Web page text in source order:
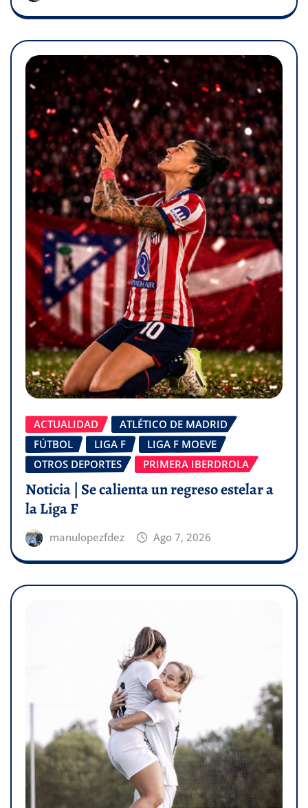
ACTUALIDAD
ATLÉTICO DE MADRID
FÚTBOL
LIGA F
LIGA F MOEVE
OTROS DEPORTES
PRIMERA IBERDROLA
Noticia | Se calienta un regreso estelar a
la Liga F
manulopezfdez Ago 7, 2026